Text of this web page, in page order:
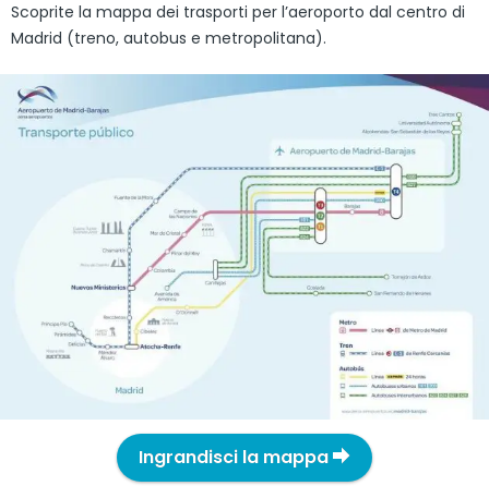
Scoprite la mappa dei trasporti per l’aeroporto dal centro di
Madrid (treno, autobus e metropolitana).
Ingrandisci la mappa